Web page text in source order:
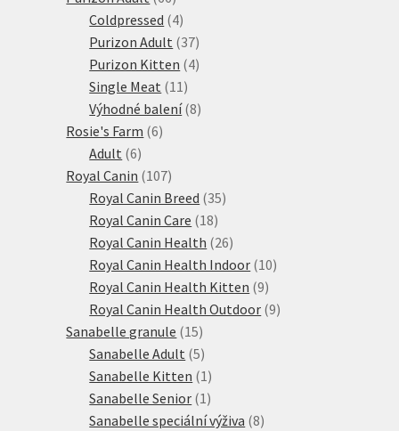
produktů
Coldpressed 44
produkty
Purizon Adult 3737
produktů
Purizon Kitten 44
Single Meat 11 11
produktů
Výhodné balení 88
Rosie's Farm 66
Adult 66
produktů
Royal Canin 107107
produktů
Royal Canin Breed 3535
Royal Canin Care 1818
produktů
Royal Canin Health 2626
produktů
Royal Canin Health Indoor 1010
Royal Canin Health Kitten 99
produktů
Royal Canin Health Outdoor 99
Sanabelle granule 1515
produktů
Sanabelle Adult 55
produktů
Sanabelle Kitten 1 1
produkt
Sanabelle Senior 1 1
produkt
Sanabelle speciální výživa 88